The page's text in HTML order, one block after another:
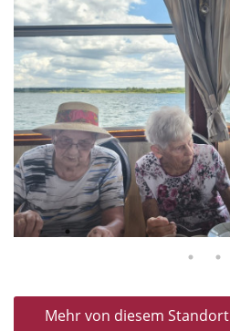
Mehr von diesem Standort